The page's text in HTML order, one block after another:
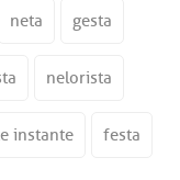
neta gesta
nelorista
instante festa